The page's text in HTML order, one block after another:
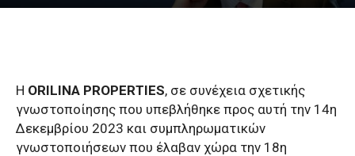
Η ORILINA PROPERTIES, σε συνέχεια σχετικής
γνωστοποίησης που υπεβλήθηκε προς αυτή την 14η
Δεκεμβρίου 2023 και συμπληρωματικών
γνωστοποιήσεων που έλαβαν χώρα την 18η